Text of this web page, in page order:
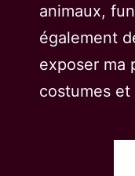
animaux,
également
exposer ma
costumes et